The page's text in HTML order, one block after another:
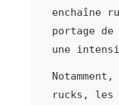
enchaîne
portage
une
rucks, les